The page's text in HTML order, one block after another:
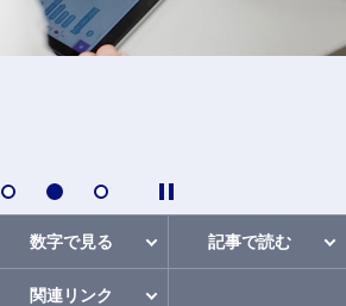
数字で見る 記事で読む
関連リンク